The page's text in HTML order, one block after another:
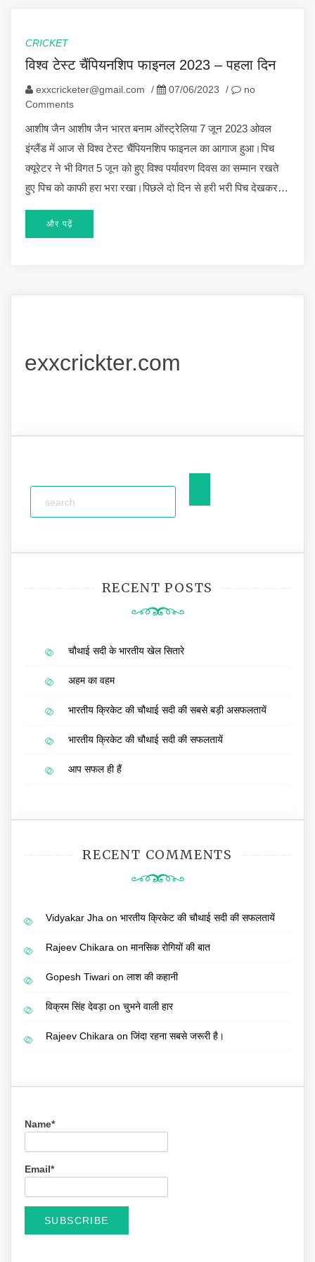
CRICKET
विश्व टेस्ट चैंपियनशिप फाइनल 2023 – पहला दिन
exxcricketer@gmail.com / 07/06/2023 /
no
Comments
आशीष जैन आशीष जैन भारत बनाम ऑस्ट्रेलिया 7 जून 2023 ओवल
इंग्लैंड में आज से विश्व टेस्ट चैंपियनशिप फाइनल का आगाज हुआ।पिच
क्यूरेटर ने भी विगत 5 जून को हुए विश्व पर्यावरण दिवस का सम्मान रखते
हुए पिच को काफी हरा भरा रखा।पिछले दो दिन से हरी भरी पिच देखकर…
और पढ़ें
exxcrickter.com
RECENT POSTS
चौथाई सदी के भारतीय खेल सितारे
अहम का वहम
भारतीय क्रिकेट की चौथाई सदी की सबसे बड़ी असफलतायें
भारतीय क्रिकेट की चौथाई सदी की सफलतायें
आप सफल ही हैं
RECENT COMMENTS
Vidyakar Jha on भारतीय क्रिकेट की चौथाई सदी की सफलतायें
Rajeev Chikara on मानसिक रोगियों की बात
Gopesh Tiwari on लाश की कहानी
विक्रम सिंह देवड़ाon चुभने वाली हार
Rajeev Chikara on जिंदा रहना सबसे जरूरी है।
Name*
Email*